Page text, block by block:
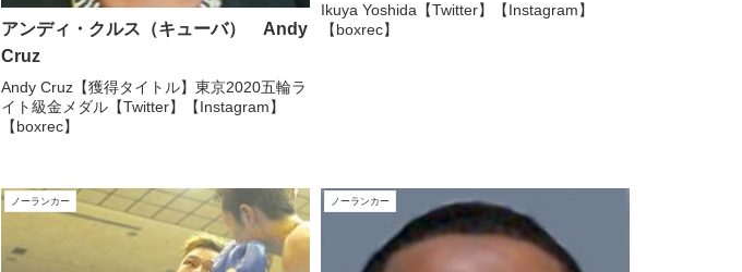
アンディ・クルス（キューバ） Andy
Cruz
Andy Cruz【獲得タイトル】東京2020五輪ラ
イト級金メダル【Twitter】【Instagram】
【boxrec】
Ikuya Yoshida【Twitter】【Instagram】
【boxrec】
ノーランカー ノーランカー